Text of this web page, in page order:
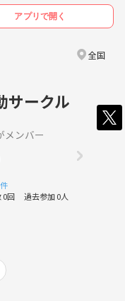
アプリで開く
全国
サークル
メンバー
0回 過去参加 0人